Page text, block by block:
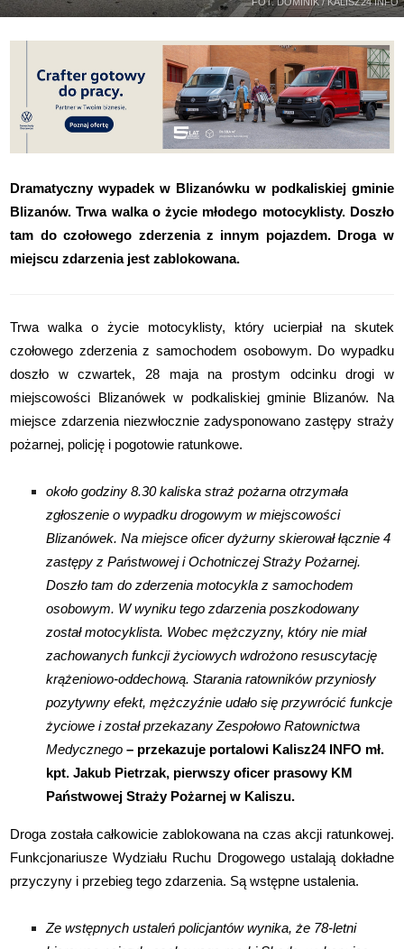
Dramatyczny wypadek w Blizanówku w podkaliskiej gminie
Blizanów. Trwa walka o życie młodego motocyklisty. Doszło
tam do czołowego zderzenia z innym pojazdem. Droga w
miejscu zdarzenia jest zablokowana.
Trwa walka o życie motocyklisty, który ucierpiał na skutek
czołowego zderzenia z samochodem osobowym. Do wypadku
doszło w czwartek, 28 maja na prostym odcinku drogi w
miejscowości Blizanówek w podkaliskiej gminie Blizanów. Na
miejsce zdarzenia niezwłocznie zadysponowano zastępy straży
pożarnej, policję i pogotowie ratunkowe.
około godziny 8.30 kaliska straż pożarna otrzymała
zgłoszenie o wypadku drogowym w miejscowości
Blizanówek. Na miejsce oficer dyżurny skierował łącznie 4
zastępy z Państwowej i Ochotniczej Straży Pożarnej.
Doszło tam do zderzenia motocykla z samochodem
osobowym. W wyniku tego zdarzenia poszkodowany
został motocyklista. Wobec mężczyzny, który nie miał
zachowanych funkcji życiowych wdrożono resuscytację
krążeniowo-oddechową. Starania ratowników przyniosły
pozytywny efekt, mężczyźnie udało się przywrócić funkcje
życiowe i został przekazany Zespołowo Ratownictwa
Medycznego – przekazuje portalowi Kalisz24 INFO mł.
kpt. Jakub Pietrzak, pierwszy oficer prasowy KM
Państwowej Straży Pożarnej w Kaliszu.
Droga została całkowicie zablokowana na czas akcji ratunkowej.
Funkcjonariusze Wydziału Ruchu Drogowego ustalają dokładne
przyczyny i przebieg tego zdarzenia. Są wstępne ustalenia.
Ze wstępnych ustaleń policjantów wynika, że 78-letni